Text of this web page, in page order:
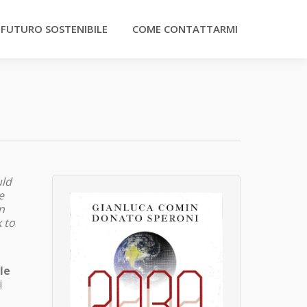
SOSTENIBILE COME CONTATTARMI
to